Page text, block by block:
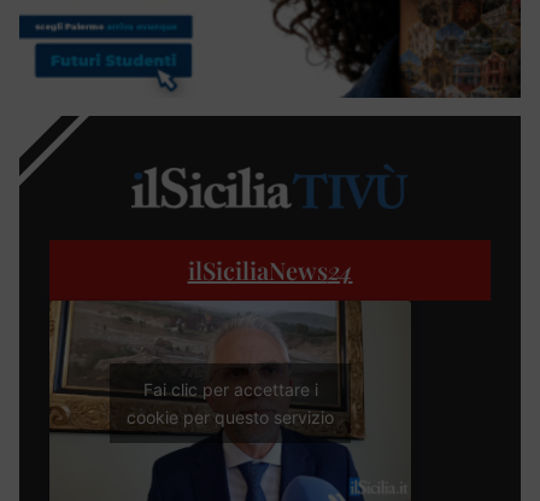
ilSiciliaNews24
Fai clic per accettare i
cookie per questo servizio